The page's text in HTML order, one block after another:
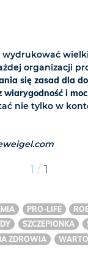
wydrukować
organizacji
się zasad dla
i
nie tylko w
1 / 1
PRO-LIFE
SZCZEPIONKA
ZDROWIA